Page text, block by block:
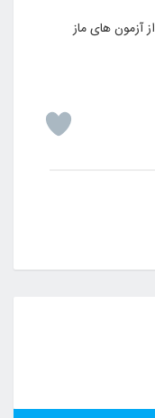
آزمون های ماز